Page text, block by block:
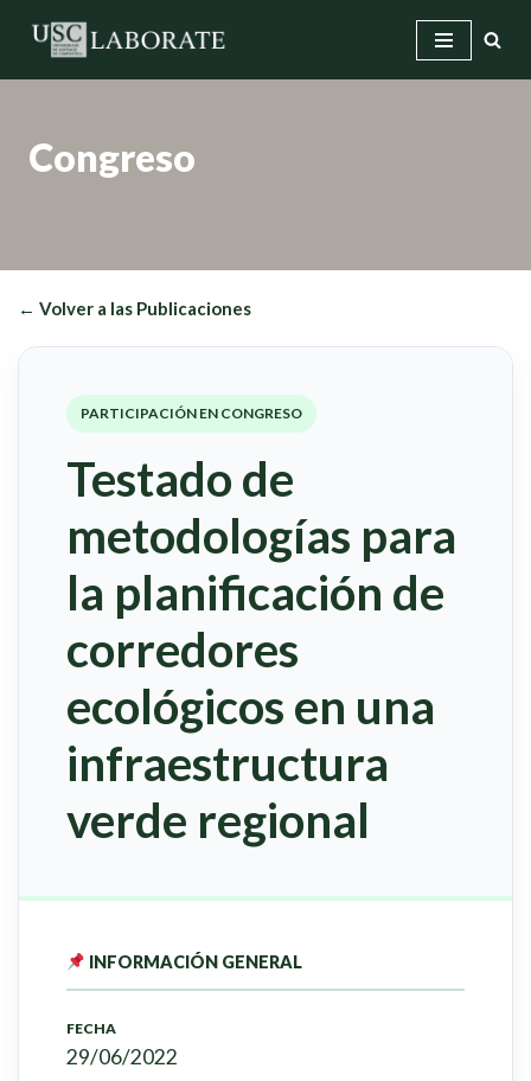
Saltar
Congreso
← Volver a las Publicaciones
PARTICIPACIÓN EN CONGRESO
Testado de
metodologías para
la planificación de
corredores
ecológicos en una
infraestructura
verde regional
INFORMACIÓN GENERAL
FECHA
29/06/2022